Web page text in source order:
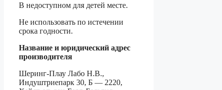
В недоступном для детей месте.
Не использовать по истечении
срока годности.
Название и юридический адрес
производителя
Шеринг-Плау Лабо Н.В.,
Индуштриепарк 30, Б — 2220,